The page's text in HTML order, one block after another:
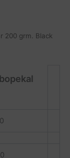
200 grm. Black